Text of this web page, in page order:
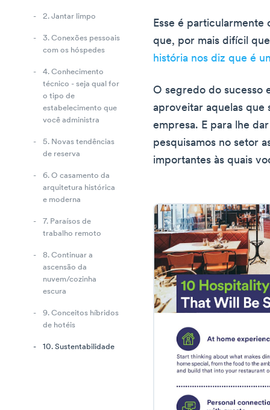
2. Jantar limpo
3. Conexões pessoais
com os hóspedes
4. Conhecimento
técnico - seja qual for
o tipo de
estabelecimento que
você administra
5. Novas tendências
de reserva
6. O casamento da
arquitetura histórica
e moderna
7. Paraísos de
trabalho remoto
8. Continuar a
ascensão da
nuvem/cozinha
escura
9. Conceitos híbridos
de hotéis
10. Sustentabilidade
Esse é particularmente
que, por mais difícil
história nos diz que é
O segredo do sucesso
aproveitar aquelas que
empresa. E para lhe
pesquisamos no setor
importantes às quais